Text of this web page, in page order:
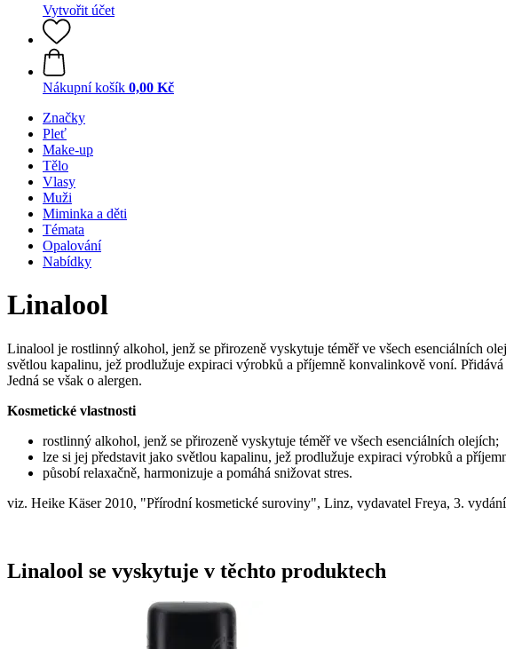
Vytvořit účet
Nákupní košík 0,00 Kč
Značky
Pleť
Make-up
Tělo
Vlasy
Muži
Miminka a děti
Témata
Opalování
Nabídky
Linalool
Linalool je rostlinný alkohol, jenž se přirozeně vyskytuje téměř ve všech esenciálních
světlou kapalinu, jež prodlužuje expiraci výrobků a příjemně konvalinkově voní.
Jedná se však o alergen.
Kosmetické vlastnosti
rostlinný alkohol, jenž se přirozeně vyskytuje téměř ve všech esenciálních olejích;
lze si jej představit jako světlou kapalinu, jež prodlužuje expiraci výrobků a
působí relaxačně, harmonizuje a pomáhá snižovat stres.
viz. Heike Käser 2010, "Přírodní kosmetické suroviny", Linz, vydavatel Freya, 3.
Linalool se vyskytuje v těchto produktech